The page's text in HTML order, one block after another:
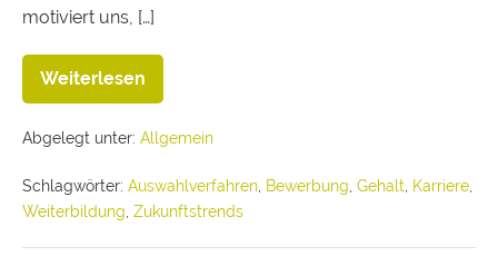
motiviert uns, […]
Weiterlesen
Abgelegt unter: Allgemein
Schlagwörter: Auswahlverfahren Bewerbung Gehalt Karriere
Weiterbildung Zukunftstrends